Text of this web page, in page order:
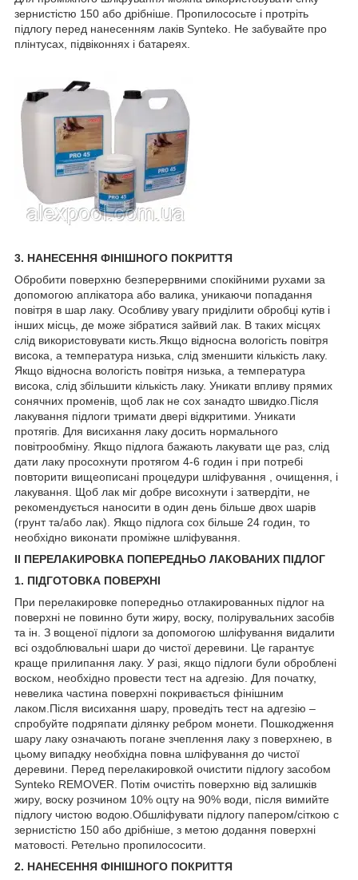
зернистістю 150 або дрібніше. Пропилососьте і протріть
підлогу перед нанесенням лаків Synteko. Не забувайте про
плінтусах, підвіконнях і батареях.
3. НАНЕСЕННЯ ФІНІШНОГО ПОКРИТТЯ
Обробити поверхню безперервними спокійними рухами за
допомогою аплікатора або валика, уникаючи попадання
повітря в шар лаку. Особливу увагу приділити обробці кутів і
інших місць, де може зібратися зайвий лак. В таких місцях
слід використовувати кисть.Якщо відносна вологість повітря
висока, а температура низька, слід зменшити кількість лаку.
Якщо відносна вологість повітря низька, а температура
висока, слід збільшити кількість лаку. Уникати впливу прямих
сонячних променів, щоб лак не сох занадто швидко.Після
лакування підлоги тримати двері відкритими. Уникати
протягів. Для висихання лаку досить нормального
повітрообміну. Якщо підлога бажають лакувати ще раз, слід
дати лаку просохнути протягом 4-6 годин і при потребі
повторити вищеописані процедури шліфування , очищення, і
лакування. Щоб лак міг добре висохнути і затвердіти, не
рекомендується наносити в один день більше двох шарів
(грунт та/або лак). Якщо підлога сох більше 24 годин, то
необхідно виконати проміжне шліфування.
II ПЕРЕЛАКИРОВКА ПОПЕРЕДНЬО ЛАКОВАНИХ ПІДЛОГ
1. ПІДГОТОВКА ПОВЕРХНІ
При перелакировке попередньо отлакированных підлог на
поверхні не повинно бути жиру, воску, полірувальних засобів
та ін. З вощеної підлоги за допомогою шліфування видалити
всі оздоблювальні шари до чистої деревини. Це гарантує
краще прилипання лаку. У разі, якщо підлоги були оброблені
воском, необхідно провести тест на адгезію. Для початку,
невелика частина поверхні покривається фінішним
лаком.Після висихання шару, проведіть тест на адгезію –
спробуйте подряпати ділянку ребром монети. Пошкодження
шару лаку означають погане зчеплення лаку з поверхнею, в
цьому випадку необхідна повна шліфування до чистої
деревини. Перед перелакировкой очистити підлогу засобом
Synteko REMOVER. Потім очистіть поверхню від залишків
жиру, воску розчином 10% оцту на 90% води, після вимийте
підлогу чистою водою.Обшліфувати підлогу папером/сіткою c
зернистістю 150 або дрібніше, з метою додання поверхні
матовості. Ретельно пропилососити.
2. НАНЕСЕННЯ ФІНІШНОГО ПОКРИТТЯ